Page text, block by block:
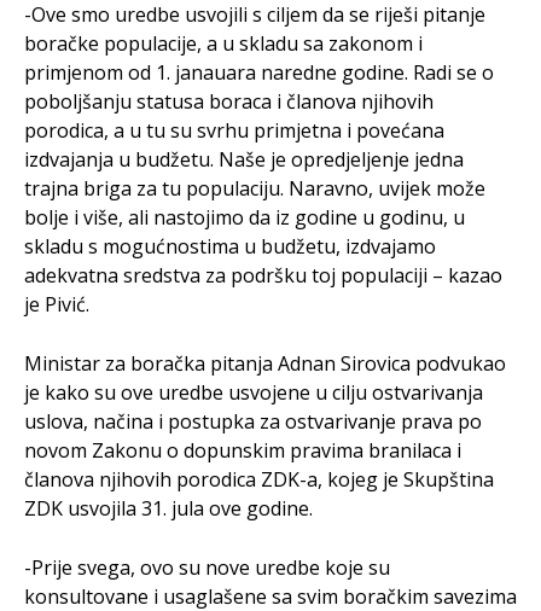
-Ove smo uredbe usvojili s ciljem da se riješi pitanje
boračke populacije, a u skladu sa zakonom i
primjenom od 1. janauara naredne godine. Radi se o
poboljšanju statusa boraca i članova njihovih
porodica, a u tu su svrhu primjetna i povećana
izdvajanja u budžetu. Naše je opredjeljenje jedna
trajna briga za tu populaciju. Naravno, uvijek može
bolje i više, ali nastojimo da iz godine u godinu, u
skladu s mogućnostima u budžetu, izdvajamo
adekvatna sredstva za podršku toj populaciji – kazao
je Pivić.
Ministar za boračka pitanja Adnan Sirovica podvukao
je kako su ove uredbe usvojene u cilju ostvarivanja
uslova, načina i postupka za ostvarivanje prava po
novom Zakonu o dopunskim pravima branilaca i
članova njihovih porodica ZDK-a, kojeg je Skupština
ZDK usvojila 31. jula ove godine.
-Prije svega, ovo su nove uredbe koje su
konsultovane i usaglašene sa svim boračkim savezima